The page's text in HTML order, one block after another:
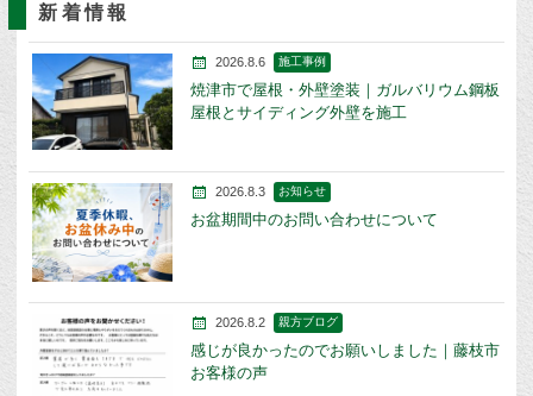
新着情報
2026.8.6 施工事例
焼津市で屋根・外壁塗装｜ガルバリウム鋼板
屋根とサイディング外壁を施工
2026.8.3 お知らせ
お盆期間中のお問い合わせについて
2026.8.2 親方ブログ
感じが良かったのでお願いしました｜藤枝市
お客様の声